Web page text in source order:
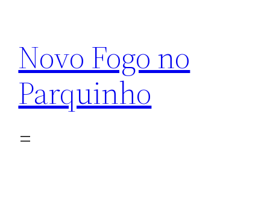
conteúdo
Novo Fogo no
Parquinho